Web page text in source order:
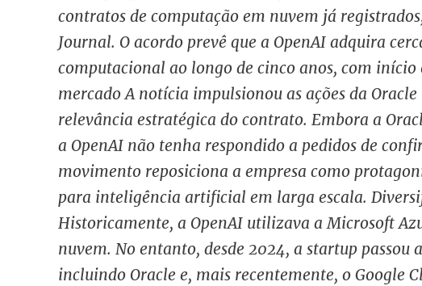
contratos de computação em nuvem já
Journal. O acordo prevê que a OpenAI adquira
computacional ao longo de cinco anos, com
mercado A notícia impulsionou as ações da
relevância estratégica do contrato. Embora a
a OpenAI não tenha respondido a pedidos de
movimento reposiciona a empresa como
para inteligência artificial em larga escala.
Historicamente, a OpenAI utilizava a Microsoft
nuvem. No entanto, desde 2024, a startup passou
incluindo Oracle e, mais recentemente, o Google